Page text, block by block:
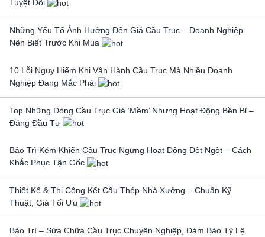
Tuyệt Đối
Những Yếu Tố Ảnh Hưởng Đến Giá Cầu Trục – Doanh Nghiệp
Nên Biết Trước Khi Mua
10 Lỗi Nguy Hiểm Khi Vận Hành Cầu Trục Mà Nhiều Doanh
Nghiệp Đang Mắc Phải
Top Những Dòng Cầu Trục Giá ‘Mềm’ Nhưng Hoạt Động Bền Bỉ –
Đáng Đầu Tư
Bảo Trì Kém Khiến Cầu Trục Ngưng Hoạt Động Đột Ngột – Cách
Khắc Phục Tận Gốc
Thiết Kế & Thi Công Kết Cấu Thép Nhà Xưởng – Chuẩn Kỹ
Thuật, Giá Tối Ưu
Bảo Trì – Sửa Chữa Cầu Trục Chuyên Nghiệp, Đảm Bảo Tỷ Lệ